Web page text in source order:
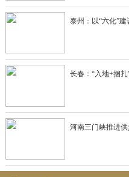
泰州：以“六化”
长春：“入地+捆
河南三门峡推进